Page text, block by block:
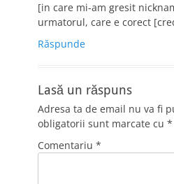
[in care mi-am gresit
urmatorul, care e corect
Răspunde
Lasă un răspuns
Adresa ta de email nu va fi
obligatorii sunt marcate cu *
Comentariu *